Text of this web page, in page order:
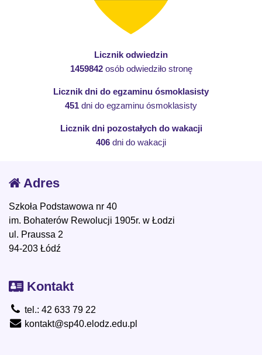
Licznik odwiedzin
1459842osób odwiedziło stronę
Licznik dni do egzaminu ósmoklasisty
451 dni do egzaminu ósmoklasisty
Licznik dni pozostałych do wakacji
406 dni do wakacji
Adres
Szkoła Podstawowa nr 40
im. Bohaterów Rewolucji 1905r. w Łodzi
ul. Praussa 2
94-203 Łódź
Kontakt
tel.: 42 633 79 22
kontakt@sp40.elodz.edu.pl